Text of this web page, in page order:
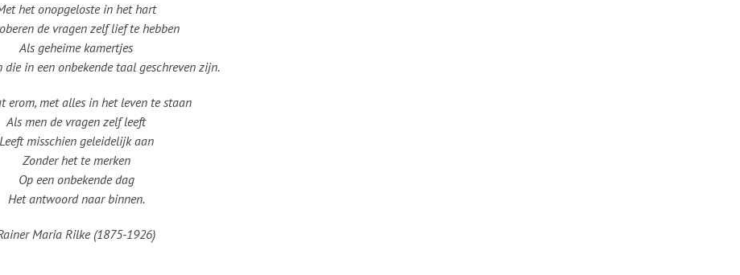
het onopgeloste in het hart
de vragen zelf lief te hebben
Als geheime kamertjes
die in een onbekende taal geschreven zijn.
erom, met alles in het leven te staan
Als men de vragen zelf leeft
Leeft misschien geleidelijk aan
Zonder het te merken
Op een onbekende dag
Het antwoord naar binnen.
Maria Rilke (1875-1926)